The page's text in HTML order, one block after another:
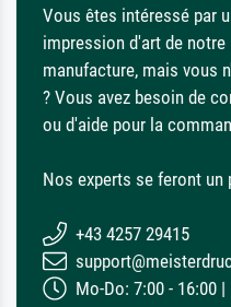
Vous êtes intéressé par
impression d'art de notre
manufacture, mais vous
? Vous avez besoin de
ou d'aide pour la
Nos experts se feront un
+43 4257 29415
Mo-Do: 7:00 - 16:00 |